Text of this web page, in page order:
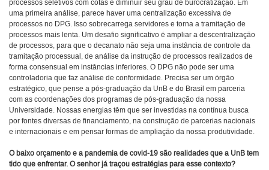
processos seletivos com cotas e diminuir seu grau de burocratização. Em
uma primeira análise, parece haver uma centralização excessiva de
processos no DPG. Isso sobrecarrega servidores e torna a tramitação de
processos mais lenta. Um desafio significativo é ampliar a descentralização
de processos, para que o decanato não seja uma instância de controle da
tramitação processual, de análise da instrução de processos realizados de
forma consensual em instâncias inferiores. O DPG não pode ser uma
controladoria que faz análise de conformidade. Precisa ser um órgão
estratégico, que pense a pós-graduação da UnB e do Brasil em parceria
com as coordenações dos programas de pós-graduação da nossa
Universidade. Nossas energias têm que ser investidas na contínua busca
por fontes diversas de financiamento, na construção de parcerias nacionais
e internacionais e em pensar formas de ampliação da nossa produtividade.
O baixo orçamento e a pandemia de covid-19 são realidades que a UnB tem
tido que enfrentar. O senhor já traçou estratégias para esse contexto?